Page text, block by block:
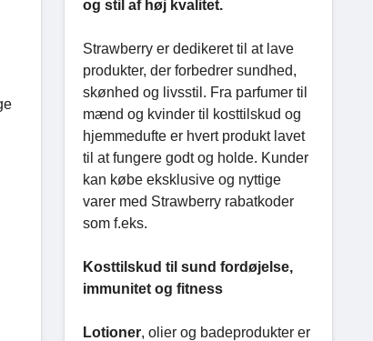
og stil af høj kvalitet.
Strawberry er dedikeret til at lave
produkter, der forbedrer sundhed,
skønhed og livsstil. Fra parfumer til
mænd og kvinder til kosttilskud og
hjemmedufte er hvert produkt lavet
til at fungere godt og holde. Kunder
kan købe eksklusive og nyttige
varer med Strawberry rabatkoder
som f.eks.
Kosttilskud til sund fordøjelse,
immunitet og fitness
Lotioner, olier og badeprodukter er